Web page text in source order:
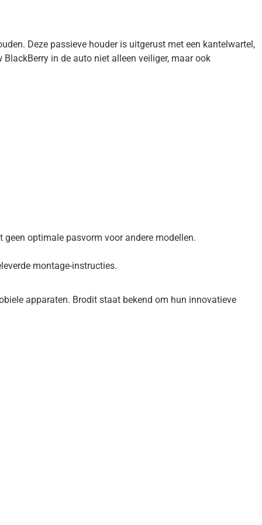
Deze passieve houder is uitgerust met een kantelwartel,
in de auto niet alleen veiliger, maar ook
geen optimale pasvorm voor andere modellen.
montage-instructies.
apparaten. Brodit staat bekend om hun innovatieve